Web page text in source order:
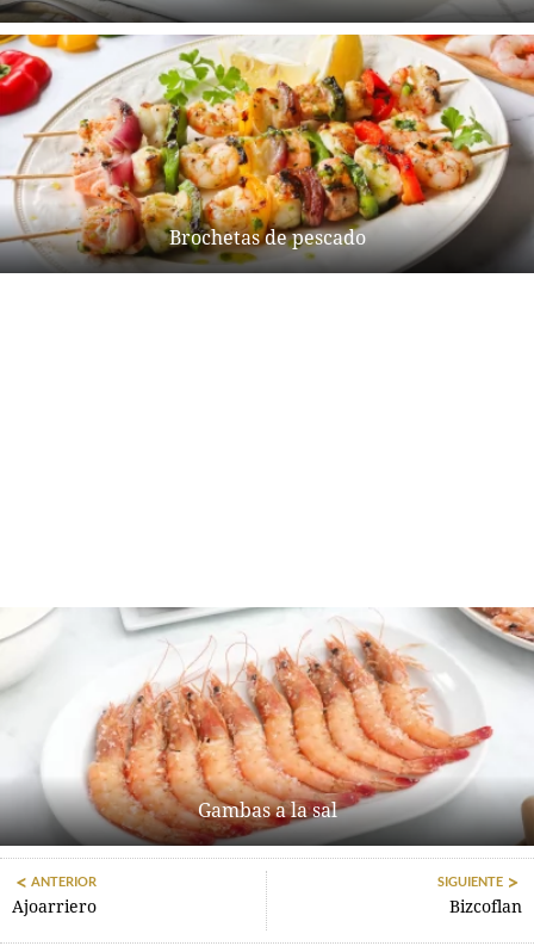
Brochetas de pescado
Gambas a la sal
ANTERIOR
Ajoarriero
SIGUIENTE
Bizcoflan